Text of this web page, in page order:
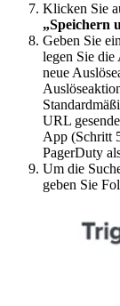
Klicken Sie
„Speichern
Geben Sie
legen Sie die
neue
URL
App (Schritt
PagerDuty
Um die
geben Sie